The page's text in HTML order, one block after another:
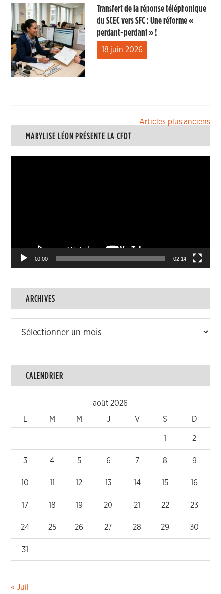
Transfert de la réponse téléphonique
du SCEC vers SFC : Une réforme «
perdant-perdant » !
18 juin 2026
Navigation
des
articles
Articles plus anciens
MARYLISE LÉON PRÉSENTE LA CFDT
00:00 02:14
ARCHIVES
CALENDRIER
août 2026
M M J V S D
1 2
3 4 5 6 7 8 9
10 11 12 13 14 15 16
17 18 19 20 21 22 23
24 25 26 27 28 29 30
31
« Juil